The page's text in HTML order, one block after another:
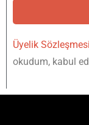
Üyelik Sözleşmesi
okudum, kabul